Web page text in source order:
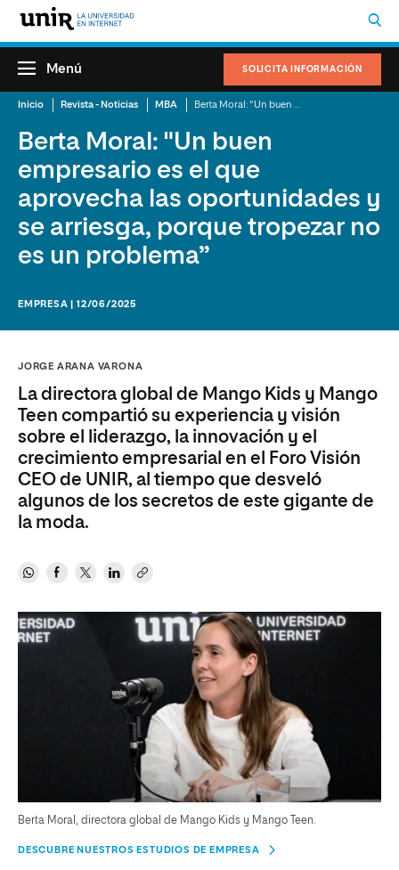
SOLICITA INFORMACIÓN
Menú
Inicio Revista - Noticias MBA
Berta Moral: "Un buen
empresario es el que
aprovecha las oportunidades y
se arriesga, porque tropezar no
es un problema”
EMPRESA | 12/06/2025
JORGE ARANA VARONA
La directora global de Mango Kids y Mango
Teen compartió su experiencia y visión
sobre el liderazgo, la innovación y el
crecimiento empresarial en el Foro Visión
CEO de UNIR, al tiempo que desveló
algunos de los secretos de este gigante de
la moda.
Berta Moral, directora global de Mango Kids y Mango Teen.
DESCUBRE NUESTROS ESTUDIOS DE EMPRESA